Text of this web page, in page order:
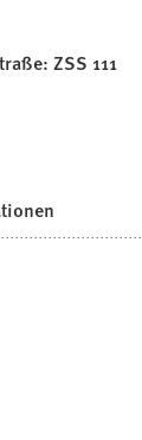
ZSS 111